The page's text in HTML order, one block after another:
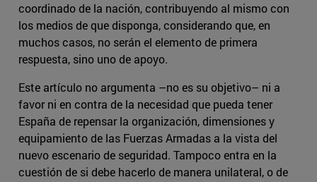
coordinado de la nación, contribuyendo al mismo con
los medios de que disponga, considerando que, en
muchos casos, no serán el elemento de primera
respuesta, sino uno de apoyo.
Este artículo no argumenta –no es su objetivo– ni a
favor ni en contra de la necesidad que pueda tener
España de repensar la organización, dimensiones y
equipamiento de las Fuerzas Armadas a la vista del
nuevo escenario de seguridad. Tampoco entra en la
cuestión de si debe hacerlo de manera unilateral, o de